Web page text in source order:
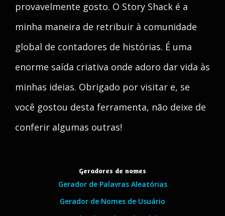
provavelmente gosto. O Story Shack é a
minha maneira de retribuir à comunidade
global de contadores de histórias. É uma
enorme saída criativa onde adoro dar vida às
minhas ideias. Obrigado por visitar e, se
você gostou desta ferramenta, não deixe de
conferir algumas outras!
Geradores de nomes
Gerador de Palavras Aleatórias
Gerador de Nomes de Usuário